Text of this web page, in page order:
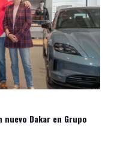
Dakar en Grupo